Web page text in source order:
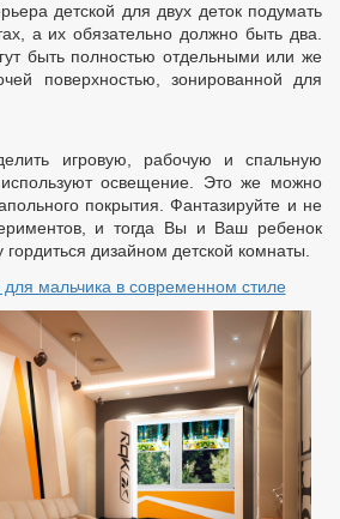
детской для двух деток подумать
а их обязательно должно быть два.
быть полностью отдельными или же
поверхностью, зонированной для
игровую, рабочую и спальную
освещение. Это же можно
покрытия. Фантазируйте и не
и тогда Вы и Ваш ребенок
дизайном детской комнаты.
для мальчика в современном стиле